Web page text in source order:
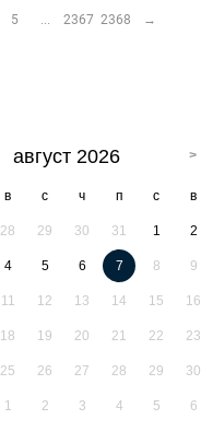
5 2367 2368 →
август 2026
в с ч п с в
28 29 30 31 1 2
4 5 6 7 8 9
11 12 13 14 15 16
18 19 20 21 22 23
25 26 27 28 29 30
1 2 3 4 5 6